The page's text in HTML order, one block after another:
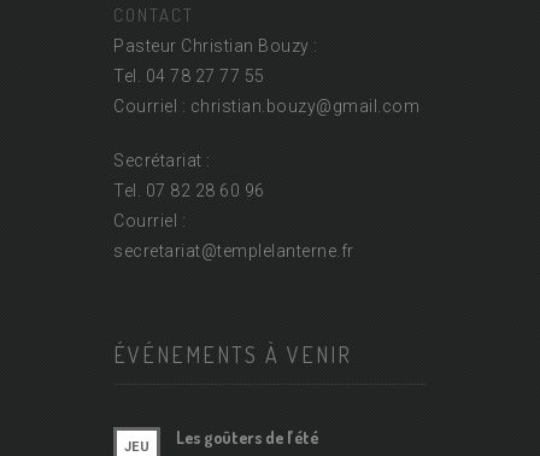
CONTACT
Pasteur Christian Bouzy :
Tel. 04 78 27 77 55
Courriel : christian.bouzy@gmail.com
Secrétariat :
Tel. 07 82 28 60 96
Courriel :
secretariat@templelanterne.fr
ÉVÉNEMENTS À VENIR
JEU Les goûters de l’été